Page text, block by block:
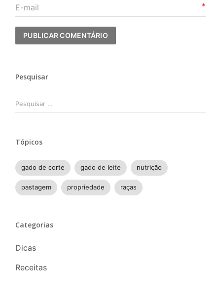
*
Pesquisar
por:
Tópicos
gado de corte gado de leite nutrição
pastagem propriedade raças
Categorias
Dicas
Receitas